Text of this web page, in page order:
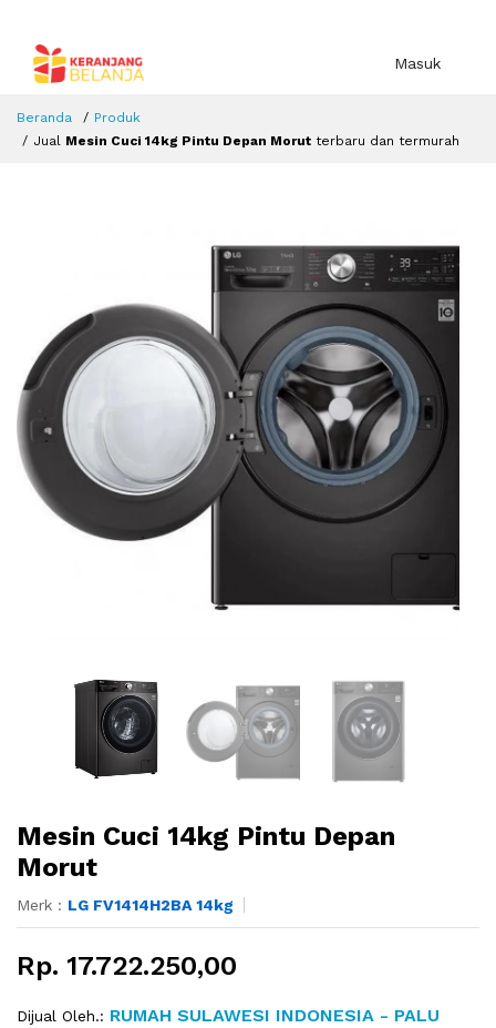
Masuk
Beranda
Produk
Jual Mesin Cuci 14kg Pintu Depan Morut terbaru dan termurah
Mesin Cuci 14kg Pintu Depan
Morut
Merk : LG FV1414H2BA 14kg
Rp. 17.722.250,00
Dijual Oleh.: RUMAH SULAWESI INDONESIA - PALU